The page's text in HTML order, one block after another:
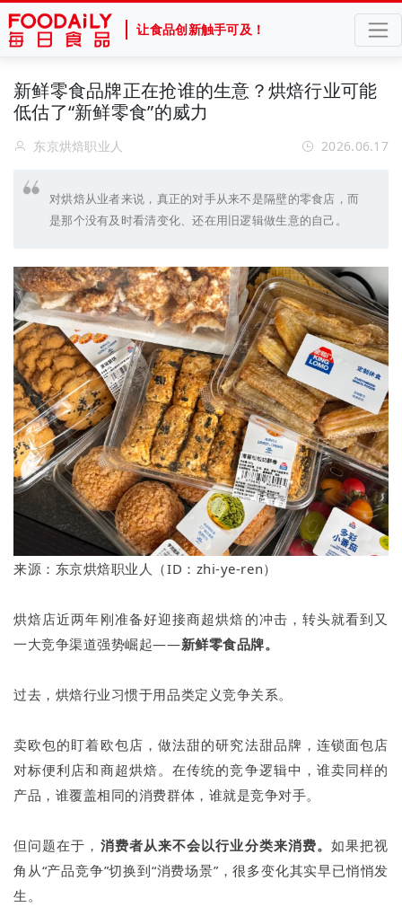
让食品创新触手可及！
新鲜零食品牌正在抢谁的生意？烘焙行业可能
低估了“新鲜零食”的威力
东京烘焙职业人 2026.06.17
对烘焙从业者来说，真正的对手从来不是隔壁的零食店，而
是那个没有及时看清变化、还在用旧逻辑做生意的自己。
来源：东京烘焙职业人（ID：zhi-ye-ren）
烘焙店近两年刚准备好迎接商超烘焙的冲击，转头就看到又
一大竞争渠道强势崛起——新鲜零食品牌。
过去，烘焙行业习惯于用品类定义竞争关系。
卖欧包的盯着欧包店，做法甜的研究法甜品牌，连锁面包店
对标便利店和商超烘焙。在传统的竞争逻辑中，谁卖同样的
产品，谁覆盖相同的消费群体，谁就是竞争对手。
但问题在于， 消费者从来不会以行业分类来消费。如果把视
角从“产品竞争”切换到“消费场景”，很多变化其实早已悄悄发
生。